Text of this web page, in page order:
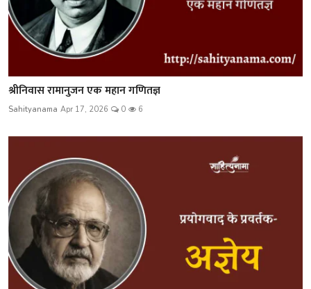
श्रीनिवास रामानुजन एक महान गणितज्ञ
Sahityanama Apr 17, 2026 0 6